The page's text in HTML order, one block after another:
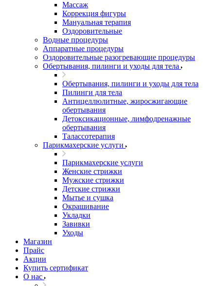
Массаж
Коррекция фигуры
Мануальная терапия
Оздоровительные
Водные процедуры
Аппаратные процедуры
Оздоровительные разогревающие процедуры
Обертывания, пилинги и уходы для тела
Обертывания, пилинги и уходы для тела
Пилинги для тела
Антицеллюлитные, жиросжигающие
обертывания
Детоксикационные, лимфодренажные
обертывания
Талассотерапия
Парикмахерские услуги
Парикмахерские услуги
Женские стрижки
Мужские стрижки
Детские стрижки
Мытье и сушка
Окрашивание
Укладки
Завивки
Уходы
Магазин
Прайс
Акции
Купить сертификат
О нас